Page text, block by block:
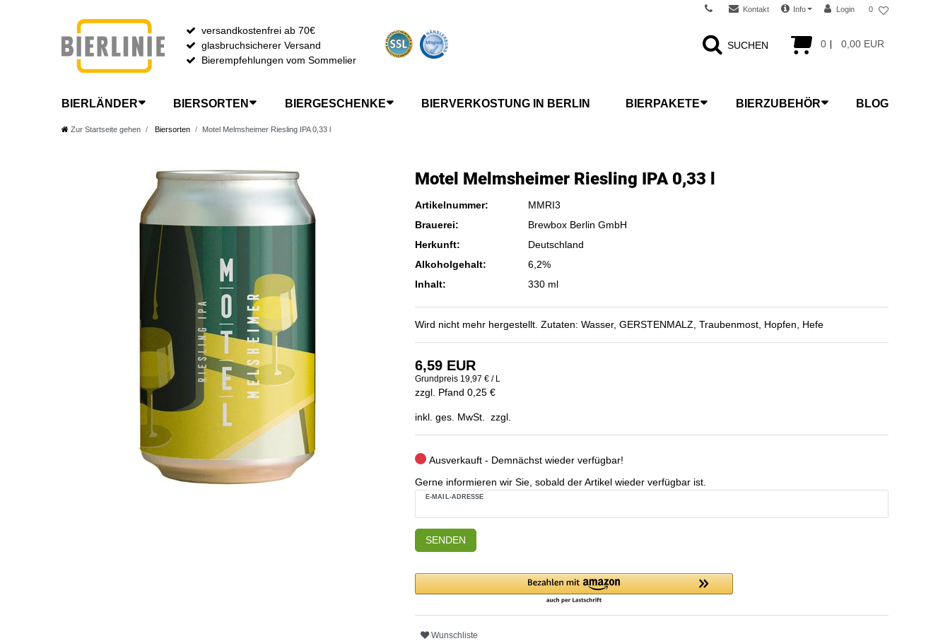
Kontakt Info Login 0
0 0,00 EUR
versandkostenfrei ab 70€
glasbruchsicherer Versand
Bierempfehlungen vom Sommelier
SUCHEN
BIERLÄNDER BIERSORTEN BIERGESCHENKE BIERVERKOSTUNG IN BERLIN BIERPAKETE BIERZUBEHÖR BLOG
Zur Startseite gehen Biersorten Motel Melmsheimer Riesling IPA 0,33 l
Motel Melmsheimer Riesling IPA 0,33 l
Artikelnummer:
MMRI3
Brauerei:
Brewbox Berlin GmbH
Herkunft:
Deutschland
Alkoholgehalt:
6,2%
Inhalt:
330 ml
Wird nicht mehr hergestellt. Zutaten: Wasser, GERSTENMALZ, Traubenmost, Hopfen, Hefe
6,59 EUR
Grundpreis 19,97 € / L
zzgl. Pfand 0,25 €
inkl. ges. MwSt. zzgl.
Ausverkauft - Demnächst wieder verfügbar!
Gerne informieren wir Sie, sobald der Artikel wieder verfügbar ist.
E-MAIL-ADRESSE
SENDEN
Wunschliste